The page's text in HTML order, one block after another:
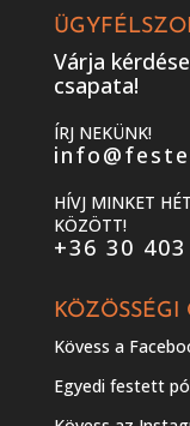
Várja
csapata!
ÍRJ NEKÜNK!
HÍVJ MINKET
KÖZÖTT!
+36 30 403
Kövess a
Egyedi festett